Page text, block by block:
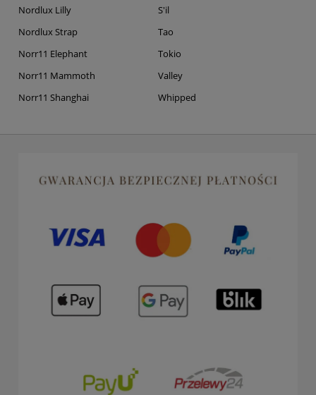
Nordlux Lilly
Nordlux Strap
Norr11 Elephant
Norr11 Mammoth
Norr11 Shanghai
S'il
Tao
Tokio
Valley
Whipped